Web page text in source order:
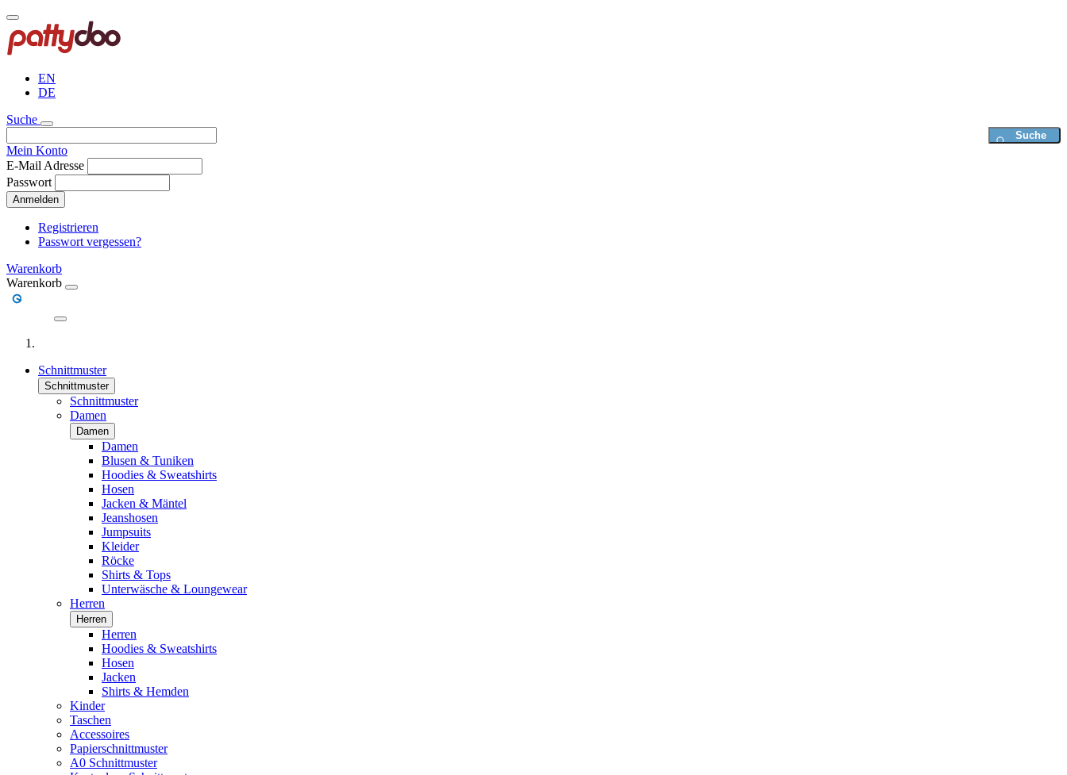
Direkt
zum
Inhalt
EN
DE
Suche
Mein Konto
E-Mail Adresse
Passwort
Anmelden
Registrieren
Passwort vergessen?
Warenkorb
Warenkorb
Schnittmuster
Schnittmuster
Schnittmuster
Damen
Damen
Damen
Blusen & Tuniken
Hoodies & Sweatshirts
Hosen
Jacken & Mäntel
Jeanshosen
Jumpsuits
Kleider
Röcke
Shirts & Tops
Unterwäsche & Loungewear
Herren
Herren
Herren
Hoodies & Sweatshirts
Hosen
Jacken
Shirts & Hemden
Kinder
Taschen
Accessoires
Papierschnittmuster
A0 Schnittmuster